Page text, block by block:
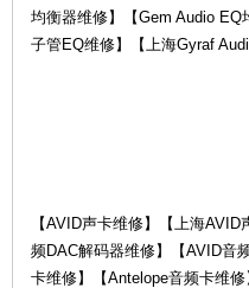
均衡器维修】【Gem Audio
子管EQ维修】【上海Gyraf
【AVID声卡维修】【上海
频DAC解码器维修】【AVID音
卡维修】【Antelope音频卡维